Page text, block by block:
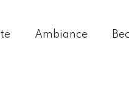
Ambiance